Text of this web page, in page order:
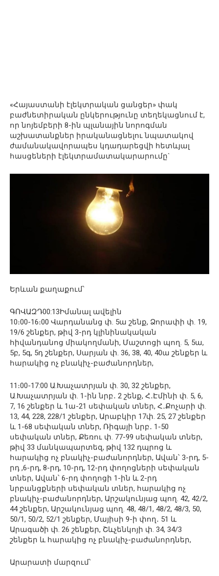
«Հայաստանի էլեկտրական ցանցեր» փակ
բաժնետիրական ընկերությունը տեղեկացնում է,
որ նոյեմբերի 8-ին պլանային նորոգման
աշխատանքներ իրականացնելու նպատակով
ժամանակավորապես կդադարեցվի հետևյալ
հասցեների էլեկտրամատակարարումը`
Երևան քաղաքում՝
ԳՈՎԱԶԴ00:13Իմանալ ավելին
10։00-16։00 Վարդանանց փ. 5ա շենք, Ձորափի փ. 19,
19/6 շենքեր, թիվ 3-րդ կլինինակական
հիվանդանոց միակողմանի, Մաշտոցի պող. 5, 5ա,
5բ, 5գ, 5դ շենքեր, Սարյան փ. 36, 38, 40, 40ա շենքեր և
հարակից ոչ բնակիչ-բաժանորդներ,
11։00-17:00 Ա.Խաչատրյան փ. 30, 32 շենքեր,
Ա.Խաչատրյան փ. 1-ին նրբ․ 2 շենք, Հ․Էմինի փ. 5, 6,
7, 16 շենքեր և 1ա-21 սեփական տներ, Հ․Քոչարի փ.
13, 44, 228, 228/1 շենքեր, Արաբկիր 17փ. 25, 27 շենքեր
և 1-68 սեփական տներ, Ռիգայի նրբ․ 1-50
սեփական տներ, Քեռու փ. 77-99 սեփական տներ,
թիվ 33 մանկապարտեզ, թիվ 132 դպրոց և
հարակից ոչ բնակիչ-բաժանորդներ, Ավան՝ 3-րդ, 5-
րդ ,6-րդ, 8-րդ, 10-րդ, 12-րդ փողոցների սեփական
տներ, Ավան՝ 6-րդ փողոցի 1-ին և 2-րդ
նրբանցքների սեփական տներ, հարակից ոչ
բնակիչ-բաժանորդներ, Արշակունյաց պող. 42, 42/2,
44 շենքեր, Արշակունյաց պող. 48, 48/1, 48/2, 48/3, 50,
50/1, 50/2, 52/1 շենքեր, Մայիսի 9-ի փող․ 51 և
Արագածի փ. 26 շենքեր, Շևչենկոյի փ. 34, 34/3
շենքեր և հարակից ոչ բնակիչ-բաժանորդներ,
Արարատի մարզում՝